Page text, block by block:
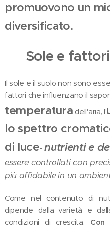
promuovono un
diversificato.
Sole e
Il sole e il suolo non sono
fattori che influenzano il
temperatura dell'aria, l'
lo spettro
di luce-nutrienti e
essere controllati con
più affidabile in un
Come nel contenuto di
dipende dalla varietà e
condizioni di crescita. Con